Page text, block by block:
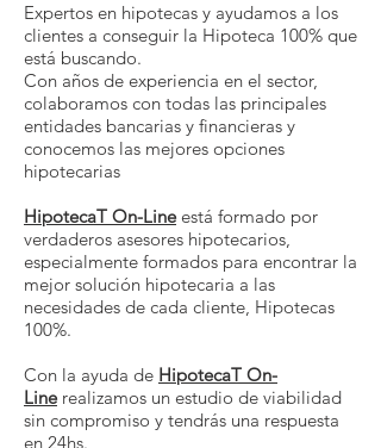
Expertos en hipotecas y ayudamos a los
clientes a conseguir la Hipoteca 100% que
está buscando.
Con años de experiencia en el sector,
colaboramos con todas las principales
entidades bancarias y financieras y
conocemos las mejores opciones
hipotecarias
HipotecaT On-Lineestá formado por
verdaderos asesores hipotecarios,
especialmente formados para encontrar la
mejor solución hipotecaria a las
necesidades de cada cliente, Hipotecas
100%.
Con la ayuda de HipotecaT On-
Linerealizamos un estudio de viabilidad
sin compromiso y tendrás una respuesta
en 24hs.